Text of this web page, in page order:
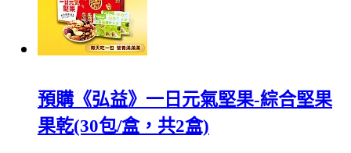
預購《弘益》一日元氣堅果-綜合堅果
果乾(30包/盒，共2盒)